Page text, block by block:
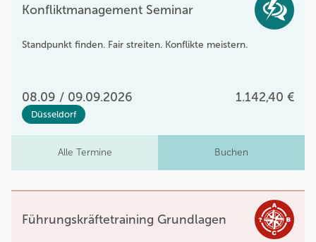
Konfliktmanagement Seminar
Standpunkt finden. Fair streiten. Konflikte meistern.
08.09 / 09.09.2026 1.142,40 €
Düsseldorf
Alle Termine Buchen
Führungskräftetraining Grundlagen